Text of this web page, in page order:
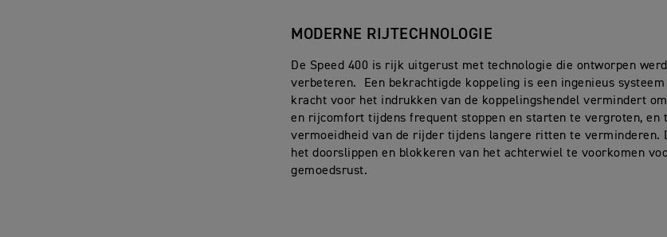
MODERNE RIJTECHNOLOGIE
De Speed 400 is rijk uitgerust met technologie die ontworpen
verbeteren. Een bekrachtigde koppeling is een ingenieus systeem
kracht voor het indrukken van de koppelingshendel vermindert
en rijcomfort tijdens frequent stoppen en starten te vergroten, en
vermoeidheid van de rijder tijdens langere ritten te verminderen.
het doorslippen en blokkeren van het achterwiel te voorkomen
gemoedsrust.